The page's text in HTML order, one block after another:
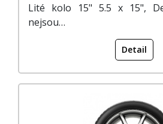
Lité kolo 15" 5.5 x 15",
nejsou…
Detail